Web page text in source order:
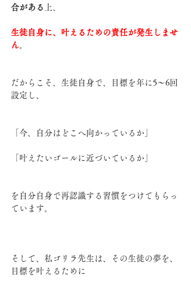
合がある
上、
生徒自身に、叶えるための責任が発生しませ
ん。
だからこそ、生徒自身で、目標を年に5〜6回
設定し、
「今、自分はどこへ向かっているか」
「叶えたいゴールに近づいているか」
を自分自身で再認識する習慣をつけてもらっ
ています。
そして、私ゴリラ先生は、その生徒の夢を、
目標を叶えるために